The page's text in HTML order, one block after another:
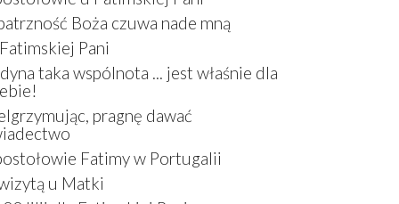
nawet zostały poświęcone jako miejsca
kultu. Tylko co wspólnego z żywą,
wiarą mogą mieć płaskie, szare
albo kaplice, w których Tabernakulum
bardziej skrzynkę na narzędzia? Albo
o ustawionym tuż przy nowej
wielkim krzyżu, na którym zamiast
umieszczono dziwaczną postać jakby
ze starożytnych hieroglifów? W
kontekście naszych czasów to raczej
Boża czuwa nade mną
Pani
taka wspólnota ... jest właśnie dla
pragnę dawać
Fatimy w Portugalii
u Matki